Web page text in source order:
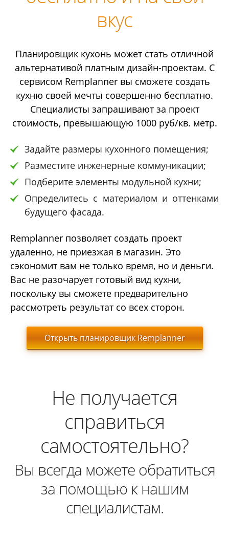
вкус
Планировщик кухонь может стать отличной
альтернативой платным дизайн-проектам. С
сервисом Remplanner вы сможете создать
кухню своей мечты совершенно бесплатно.
Специалисты запрашивают за проект
стоимость, превышающую 1000 руб/кв. метр.
Задайте размеры кухонного помещения;
Разместите инженерные коммуникации;
Подберите элементы модульной кухни;
Определитесь с материалом и оттенками
будущего фасада.
Remplanner позволяет создать проект
удаленно, не приезжая в магазин. Это
сэкономит вам не только время, но и деньги.
Вас не разочарует готовый вид кухни,
поскольку вы сможете предварительно
рассмотреть результат со всех сторон.
Открыть планировщик Remplanner
Не получается
справиться
самостоятельно?
Вы всегда можете обратиться
за помощью к нашим
специалистам.